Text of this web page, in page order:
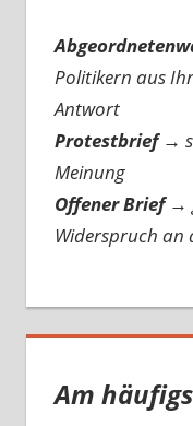
Politikern aus
Antwort
Protestbrief →
Meinung
Offener Brief →
Widerspruch an
Am